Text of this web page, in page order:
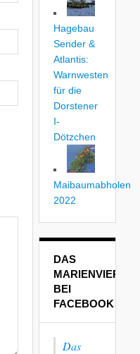
Hagebau
Sender &
Atlantis:
Warnwesten
für die
Dorstener
I-
Dötzchen
Maibaumabholen
2022
DAS
MARIENVIERTEL
BEI
FACEBOOK
Das